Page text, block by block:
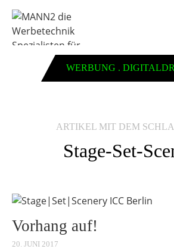
WERBUNG .
ARTIKEL MIT DEM
Stage-Set-
Vorhang auf!
20. JUNI 2017